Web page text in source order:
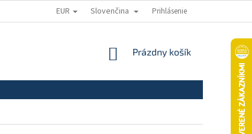
ODSTÚPENIE OD ZMLUVY REKLAMAČNÝ PORIADOK
EUR Slovenčina Prihlásenie
NÁKUPNÝ
Prázdny košík